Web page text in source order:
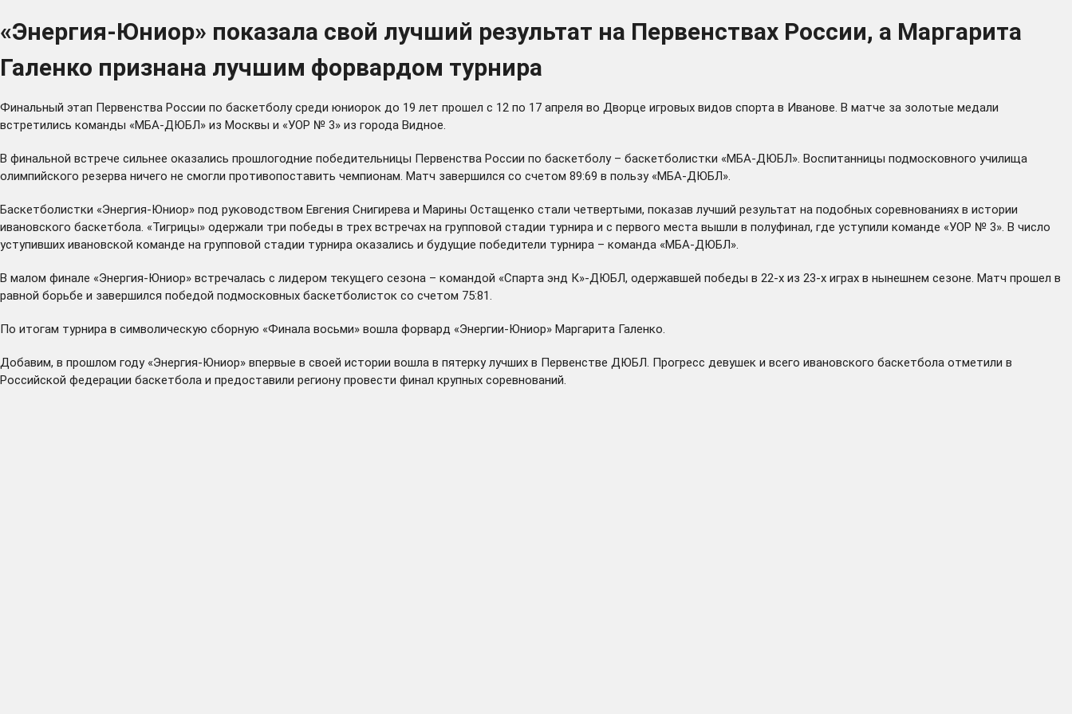
«Энергия-Юниор» показала свой лучший результат на Первенствах России, а Маргарита
Галенко признана лучшим форвардом турнира
Финальный этап Первенства России по баскетболу среди юниорок до 19 лет прошел с 12 по 17 апреля во Дворце игровых видов спорта в Иванове. В матче за золотые медали
встретились команды «МБА-ДЮБЛ» из Москвы и «УОР № 3» из города Видное.
В финальной встрече сильнее оказались прошлогодние победительницы Первенства России по баскетболу – баскетболистки «МБА-ДЮБЛ». Воспитанницы подмосковного училища
олимпийского резерва ничего не смогли противопоставить чемпионам. Матч завершился со счетом 89:69 в пользу «МБА-ДЮБЛ».
Баскетболистки «Энергия-Юниор» под руководством Евгения Снигирева и Марины Остащенко стали четвертыми, показав лучший результат на подобных соревнованиях в истории
ивановского баскетбола. «Тигрицы» одержали три победы в трех встречах на групповой стадии турнира и с первого места вышли в полуфинал, где уступили команде «УОР № 3». В число
уступивших ивановской команде на групповой стадии турнира оказались и будущие победители турнира – команда «МБА-ДЮБЛ».
В малом финале «Энергия-Юниор» встречалась с лидером текущего сезона – командой «Спарта энд К»-ДЮБЛ, одержавшей победы в 22-х из 23-х играх в нынешнем сезоне. Матч прошел в
равной борьбе и завершился победой подмосковных баскетболисток со счетом 75:81.
По итогам турнира в символическую сборную «Финала восьми» вошла форвард «Энергии-Юниор» Маргарита Галенко.
Добавим, в прошлом году «Энергия-Юниор» впервые в своей истории вошла в пятерку лучших в Первенстве ДЮБЛ. Прогресс девушек и всего ивановского баскетбола отметили в
Российской федерации баскетбола и предоставили региону провести финал крупных соревнований.